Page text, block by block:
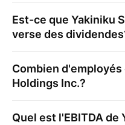
Est-ce que Yakiniku
verse des
Combien d'employés
Holdings Inc.?
Quel est l'EBITDA de